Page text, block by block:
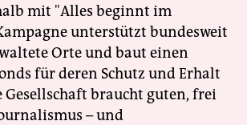
mit "Alles beginnt im
unterstützt bundesweit
Orte und baut einen
für deren Schutz und Erhalt
Gesellschaft braucht guten, frei
– und